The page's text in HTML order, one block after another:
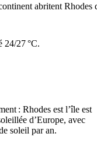
abritent Rhodes
24/27 °C.
: Rhodes est l’île est
d’Europe, avec
soleil par an.